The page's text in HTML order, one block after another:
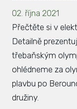
02. října 2021
Přečtěte si v
Detailně
třebaňským
ohlédneme za
plavbu po
družiny.